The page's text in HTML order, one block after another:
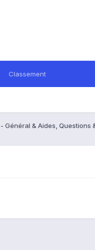
Classement
Général & Aides, Questions